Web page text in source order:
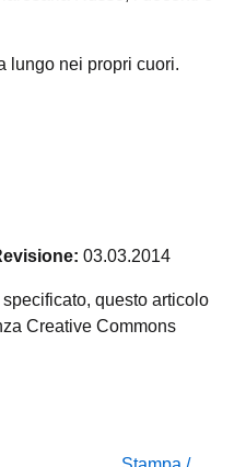
lungo nei propri cuori.
03.03.2014
questo articolo
Creative Commons